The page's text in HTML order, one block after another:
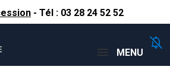
- Tél : 03 28 24 52 52
MENU